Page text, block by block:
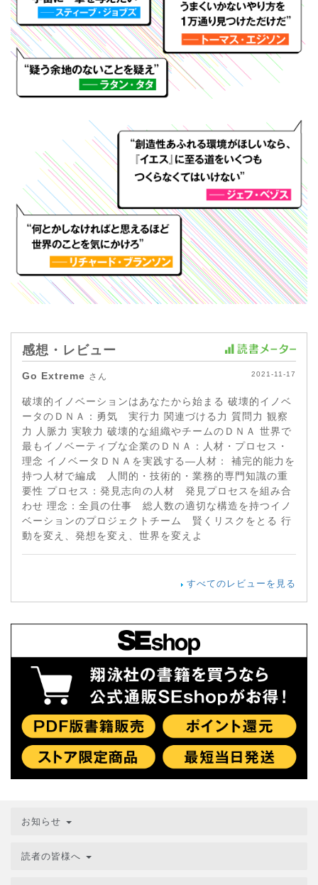
感想・レビュー
Go Extreme さん 2021-11-17
破壊的イノベーションはあなたから始まる 破壊的イノベ
ータのＤＮＡ：勇気 実行力 関連づける力 質問力 観察
力 人脈力 実験力 破壊的な組織やチームのＤＮＡ 世界で
最もイノベーティブな企業のＤＮＡ：人材・プロセス・
理念 イノベータＤＮＡを実践する―人材： 補完的能力を
持つ人材で編成 人間的・技術的・業務的専門知識の重
要性 プロセス：発見志向の人材 発見プロセスを組み合
わせ 理念：全員の仕事 総人数の適切な構造を持つイノ
ベーションのプロジェクトチーム 賢くリスクをとる 行
動を変え、発想を変え、世界を変えよ
すべてのレビューを見る
お知らせ
読者の皆様へ